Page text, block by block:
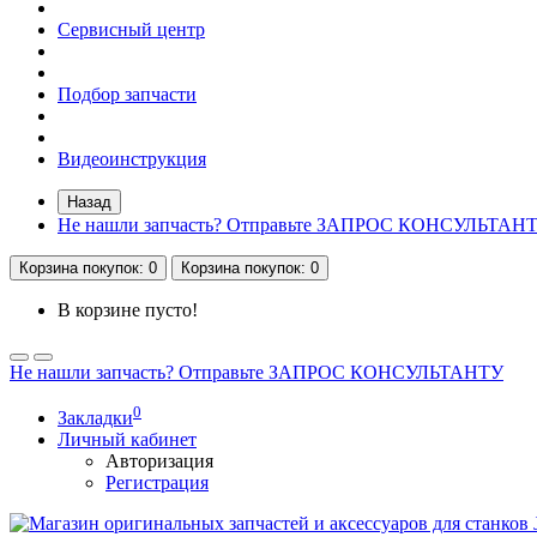
Сервисный центр
Подбор запчасти
Видеоинструкция
Назад
Не нашли запчасть? Отправьте ЗАПРОС
Корзинапокупок: 0 Корзинапокупок: 0
В корзине пусто!
Не нашли запчасть? Отправьте ЗАПРОС КОНСУЛЬТАНТУ
Закладки0
Личный кабинет
Авторизация
Регистрация